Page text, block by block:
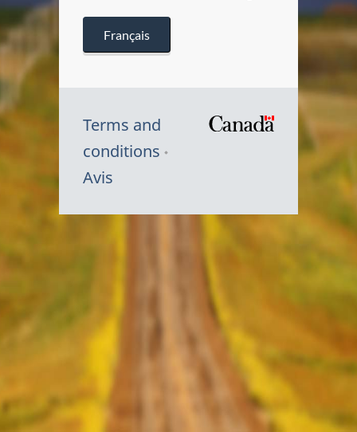
Français
Terms and
conditions
Avis
Symbole
Canada